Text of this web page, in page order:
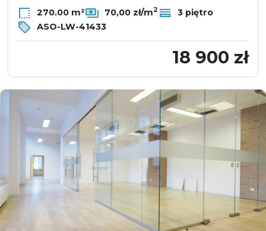
270.00 m² 70,00 zł/m2
3 piętro
ASO-LW-41433
18 900 zł